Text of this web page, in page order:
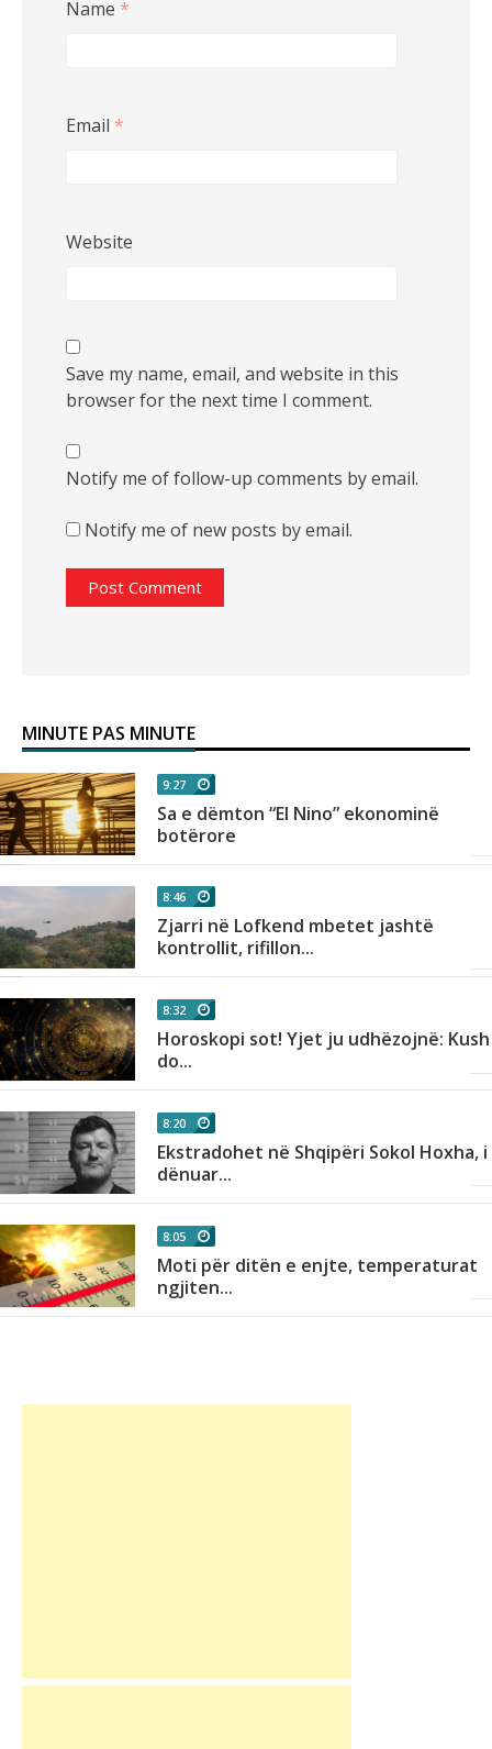
Name *
Email *
Website
Save my name, email, and website in this
browser for the next time I comment.
Notify me of follow-up comments by email.
Notify me of new posts by email.
MINUTE PAS MINUTE
9:27
Sa e dëmton “El Nino” ekonominë
botërore
8:46
Zjarri në Lofkend mbetet jashtë
kontrollit, rifillon...
8:32
Horoskopi sot! Yjet ju udhëzojnë: Kush
do...
8:20
Ekstradohet në Shqipëri Sokol Hoxha, i
dënuar...
8:05
Moti për ditën e enjte, temperaturat
ngjiten...